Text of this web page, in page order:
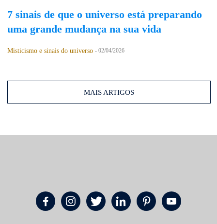
7 sinais de que o universo está preparando
uma grande mudança na sua vida
Misticismo e sinais do universo - 02/04/2026
MAIS ARTIGOS